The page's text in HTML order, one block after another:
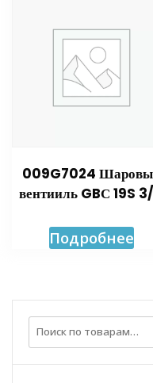
009G7024
вентииль GBС 19S
Подробнее
Искать: